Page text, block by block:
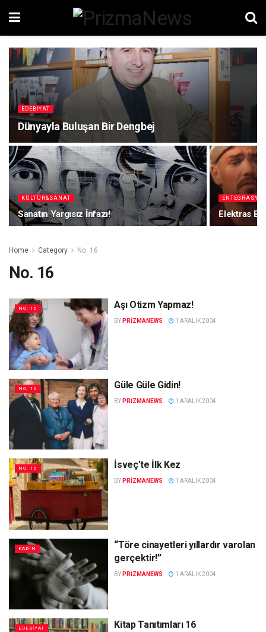
EDEBIYAT
Dünyayla Buluşan Bir Dengbej
KÜLTÜR&SANAT
Sanatın Yargısız İnfazı! Elektras
Home Category No. 16
No. 16
NO. 16 Aşı Otizm Yapmaz!
BY PRIZMANEWS 1 ARALIK 2004
NO. 16 Güle Güle Gidin!
BY PRIZMANEWS 1 ARALIK 2004
NO. 16 İsveç’te İlk Kez
BY PRIZMANEWS 1 ARALIK 2004
KADIN
“Töre cinayetleri yıllardır varolan
gerçektir!”
BY PRIZMANEWS 1 ARALIK 2004
EDEBIYAT Kitap Tanıtımları 16